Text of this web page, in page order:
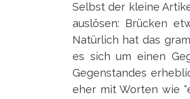
Selbst der kleine
auslösen: Brücken
Natürlich hat das
es sich um einen
Gegenstandes
eher mit Worten wie